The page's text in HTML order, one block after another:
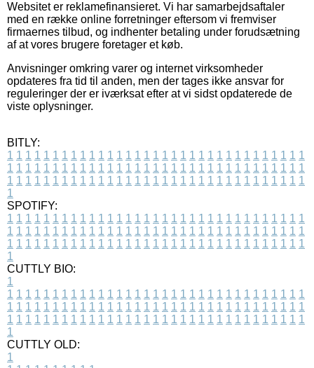
Websitet er reklamefinansieret. Vi har samarbejdsaftaler
med en række online forretninger eftersom vi fremviser
firmaernes tilbud, og indhenter betaling under forudsætning
af at vores brugere foretager et køb.
Anvisninger omkring varer og internet virksomheder
opdateres fra tid til anden, men der tages ikke ansvar for
reguleringer der er iværksat efter at vi sidst opdaterede de
viste oplysninger.
BITLY:
1 1 1 1 1 1 1 1 1 1 1 1 1 1 1 1 1 1 1 1 1 1 1 1 1 1 1 1 1 1 1 1 1
1 1 1 1 1 1 1 1 1 1 1 1 1 1 1 1 1 1 1 1 1 1 1 1 1 1 1 1 1 1 1 1 1
1 1 1 1 1 1 1 1 1 1 1 1 1 1 1 1 1 1 1 1 1 1 1 1 1 1 1 1 1 1 1 1 1
1
SPOTIFY:
1 1 1 1 1 1 1 1 1 1 1 1 1 1 1 1 1 1 1 1 1 1 1 1 1 1 1 1 1 1 1 1 1
1 1 1 1 1 1 1 1 1 1 1 1 1 1 1 1 1 1 1 1 1 1 1 1 1 1 1 1 1 1 1 1 1
1 1 1 1 1 1 1 1 1 1 1 1 1 1 1 1 1 1 1 1 1 1 1 1 1 1 1 1 1 1 1 1 1
1
CUTTLY BIO:
1
1 1 1 1 1 1 1 1 1 1 1 1 1 1 1 1 1 1 1 1 1 1 1 1 1 1 1 1 1 1 1 1 1
1 1 1 1 1 1 1 1 1 1 1 1 1 1 1 1 1 1 1 1 1 1 1 1 1 1 1 1 1 1 1 1 1
1 1 1 1 1 1 1 1 1 1 1 1 1 1 1 1 1 1 1 1 1 1 1 1 1 1 1 1 1 1 1 1 1
1
CUTTLY OLD:
1